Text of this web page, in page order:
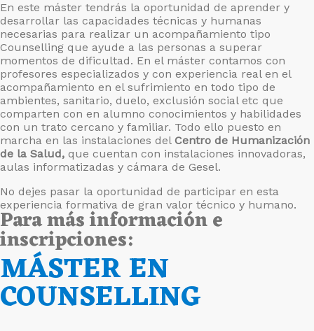
En este máster tendrás la oportunidad de aprender y
desarrollar las capacidades técnicas y humanas
necesarias para realizar un acompañamiento tipo
Counselling que ayude a las personas a superar
momentos de dificultad. En el máster contamos con
profesores especializados y con experiencia real en el
acompañamiento en el sufrimiento en todo tipo de
ambientes, sanitario, duelo, exclusión social etc que
comparten con en alumno conocimientos y habilidades
con un trato cercano y familiar. Todo ello puesto en
marcha en las instalaciones del Centro de Humanización
de la Salud, que cuentan con instalaciones innovadoras,
aulas informatizadas y cámara de Gesel.
No dejes pasar la oportunidad de participar en esta
experiencia formativa de gran valor técnico y humano.
Para más información e
inscripciones:
MÁSTER EN
COUNSELLING